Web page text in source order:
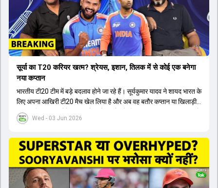
Wed - 03 Jun 2026
सूर्या का T20 करियर खत्म? श्रेयस, इशान, तिलक में से कोई एक बनेगा
नया कप्तान
भारतीय टी20 टीम में बड़े बदलाव होने जा रहे हैं। सूर्यकुमार यादव ने शायद भारत के
लिए अपना आखिरी टी20 मैच खेल लिया है और अब वह बतौर कप्तान या खिलाड़ी
टीम का हिस्सा नहीं होंगे। आयरलैंड और इंग्लैंड के खिलाफ आगामी टी20 सीरीज के
लिए नए कप्तान की तलाश जारी है। इस रेस में श्रेयस अय्यर सबसे आगे चल रहे
पटेल इस रेस में काफी पीछे हैं, जबकि संजू सैमसन और रजत पाटीदार कप्तानी की
दौड़ से बाहर हैं। आगामी सीरीज के लिए वैभव सूर्यवंशी को तीसरे ओपनर के तौर पर
टीम में शामिल किया जाएगा, जबकि अभिषेक शर्मा और संजू सैमसन पहली पसंद
होंगे। इसके अलावा नीतीश रेड्डी को बतौर ऑलराउंडर ज्यादा मौके मिलेंगे। अजीत
अगरकर की अगुवाई वाली चयन समिति और कोच गौतम गंभीर आगामी टी20 वर्ल्ड